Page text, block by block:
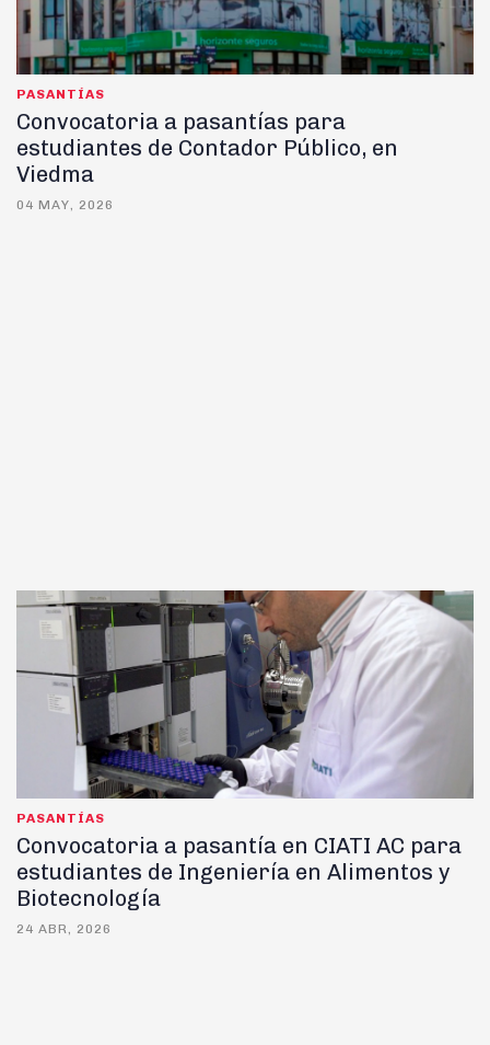
PASANTÍAS
Convocatoria a pasantías para
estudiantes de Contador Público, en
Viedma
04 MAY, 2026
PASANTÍAS
Convocatoria a pasantía en CIATI AC para
estudiantes de Ingeniería en Alimentos y
Biotecnología
24 ABR, 2026